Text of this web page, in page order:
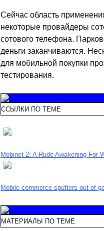
Сейчас область
некоторые провайдеры
сотового телефона.
деньги заканчиваются.
для мобильной покупки
тестирования.
ССЫЛКИ ПО ТЕМЕ
Mobinet 2: A Rude Awakening
Mobile commerce sputters out of
МАТЕРИАЛЫ ПО ТЕМЕ